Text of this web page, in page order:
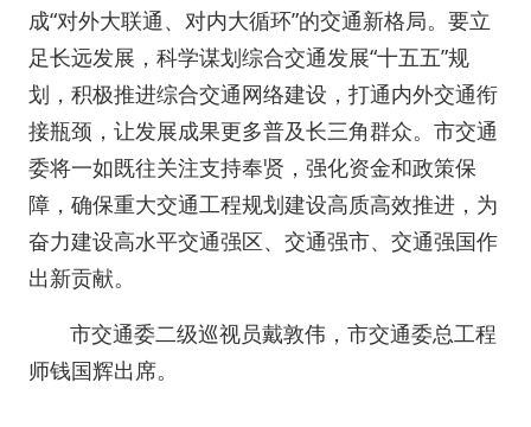
成“对外大联通、对内大循环”的交通新格局。要立
足长远发展，科学谋划综合交通发展“十五五”规
划，积极推进综合交通网络建设，打通内外交通衔
接瓶颈，让发展成果更多普及长三角群众。市交通
委将一如既往关注支持奉贤，强化资金和政策保
障，确保重大交通工程规划建设高质高效推进，为
奋力建设高水平交通强区、交通强市、交通强国作
出新贡献。
市交通委二级巡视员戴敦伟，市交通委总工程
师钱国辉出席。